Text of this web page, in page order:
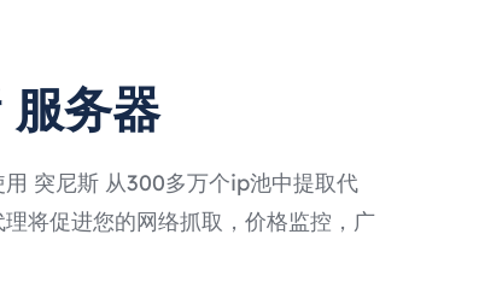
服务器
突尼斯 从300多万个ip池中提取代
将促进您的网络抓取，价格监控，广